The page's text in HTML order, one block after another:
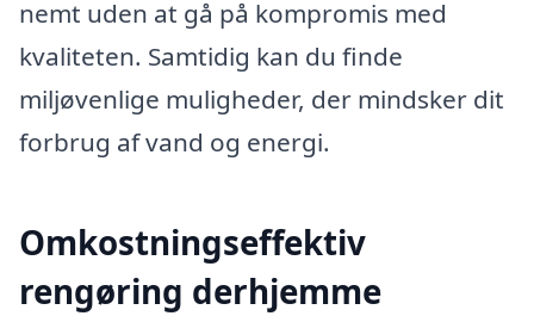
nemt uden at gå på kompromis med
kvaliteten. Samtidig kan du finde
miljøvenlige muligheder, der mindsker dit
forbrug af vand og energi.
Omkostningseffektiv
rengøring derhjemme